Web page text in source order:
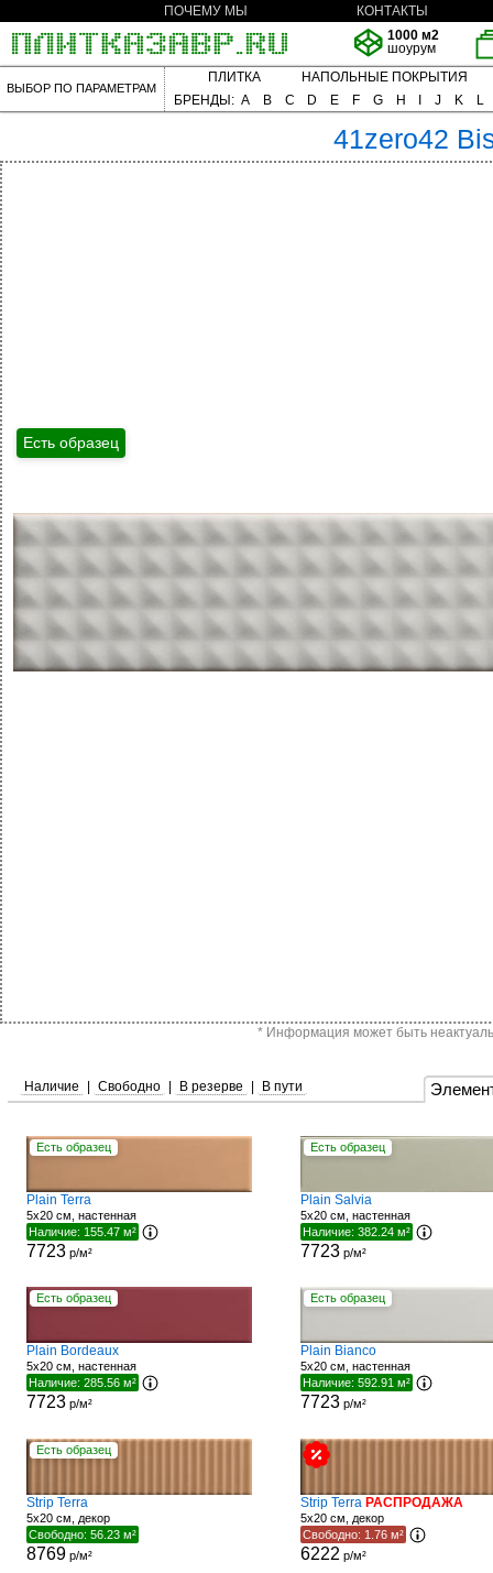
ПОЧЕМУ МЫ
КОНТАКТЫ
1000 м2
шоурум
ВЫБОР ПО ПАРАМЕТРАМ
ПЛИТКА
НАПОЛЬНЫЕ ПОКРЫТИЯ
БРЕНДЫ: A B C D E F G H J K L
41zero42
Есть образец
* Информация может быть
Наличие Свободно В резерве В пути
Есть образец
Plain Terra
5x20 см, настенная
Наличие: 155.47 м²
7723р/м²
Есть образец
Plain Salvia
5x20 см, настенная
Наличие: 382.24 м²
7723р/м²
Есть образец
Plain Bordeaux
5x20 см, настенная
Наличие: 285.56 м²
7723р/м²
Есть образец
Plain Bianco
5x20 см, настенная
Наличие: 592.91 м²
7723р/м²
Есть образец
Strip Terra
5x20 см, декор
Свободно: 56.23 м²
8769р/м²
Strip Terra РАСПРОДАЖА
5x20 см, декор
Свободно: 1.76 м²
6222 р/м²